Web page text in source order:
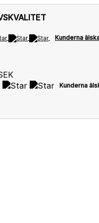
Kunderna
Kunderna